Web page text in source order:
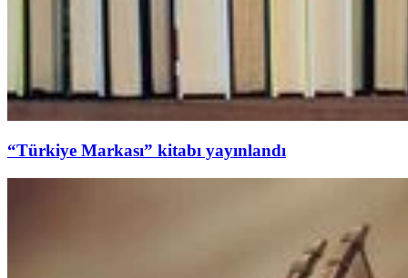
“Türkiye Markası” kitabı yayınlandı